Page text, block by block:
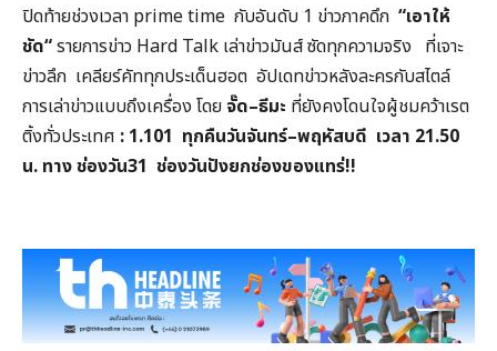
ปิดท้ายช่วงเวลา prime time กับอันดับ 1 ข่าวภาคดึก “เอาให้
ชัด“รายการข่าว Hard Talk เล่าข่าวมันส์ ซัดทุกความจริง ที่เจาะ
ข่าวลึก เคลียร์คัททุกประเด็นฮอต อัปเดทข่าวหลังละครกับสไตล์
การเล่าข่าวแบบถึงเครื่อง โดย จั๊ด–ธีมะ ที่ยังคงโดนใจผู้ชมคว้าเรต
ติ้งทั่วประเทศ : 1.101 ทุกคืนวันจันทร์–พฤหัสบดี เวลา 21.50
น. ทางช่องวัน31 ช่องวันปังยกช่องของแทร่!!